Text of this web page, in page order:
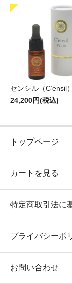
センシル（C’ensil
24,200円(税込)
トップページ
カートを見る
特定商取引法に
プライバシーポ
お問い合わせ